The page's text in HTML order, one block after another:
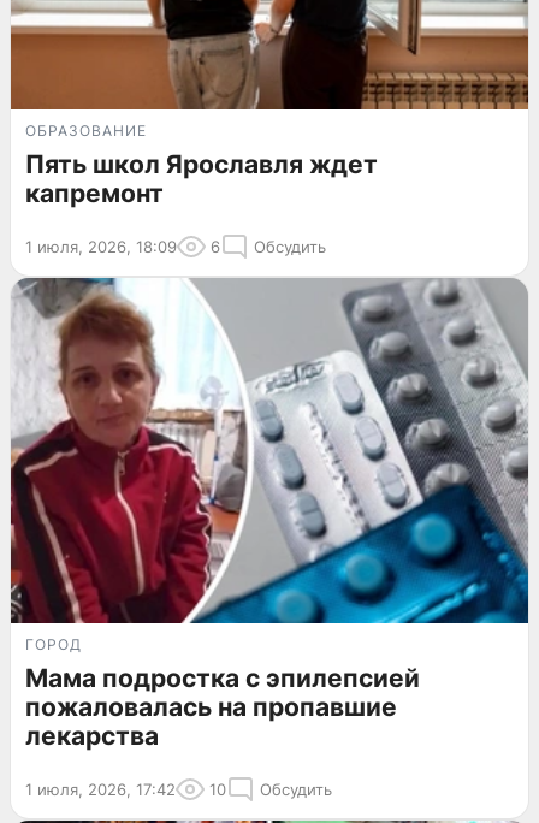
ОБРАЗОВАНИЕ
Пять школ Ярославля ждет
капремонт
1 июля, 2026, 18:09 6 Обсудить
ГОРОД
Мама подростка с эпилепсией
пожаловалась на пропавшие
лекарства
1 июля, 2026, 17:42 10 Обсудить